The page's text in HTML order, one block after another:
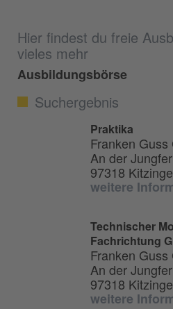
Hier findest du freie
vieles mehr
Ausbildungsbörse
Suchergebnis
Praktika
Franken
An der
97318
weitere
Technischer
Fachrichtung
Franken
An der
97318
weitere